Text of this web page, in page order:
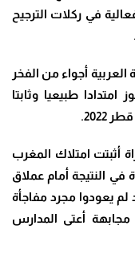
في ركلات الترجيح
أجواء من الفخر
امتدادا طبيعيا وثابتا
أثبتت امتلاك المغرب
في النتيجة أمام عملاق
لم يعودوا مجرد مفاجأة
أعتى المدارس